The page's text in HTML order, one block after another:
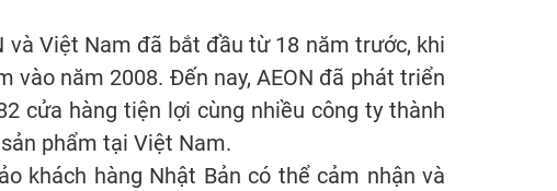
và Việt Nam đã bắt đầu từ 18 năm trước, khi
năm 2008. Đến nay, AEON đã phát triển
cửa hàng tiện lợi cùng nhiều công ty thành
phẩm tại Việt Nam.
khách hàng Nhật Bản có thể cảm nhận và